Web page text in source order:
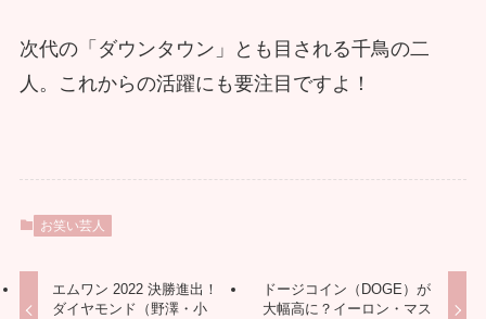
次代の「ダウンタウン」とも目される千鳥の二
人。これからの活躍にも要注目ですよ！
お笑い芸人
エムワン 2022 決勝進出！
ダイヤモンド（野澤・小
ドージコイン（DOGE）が
大幅高に？イーロン・マス